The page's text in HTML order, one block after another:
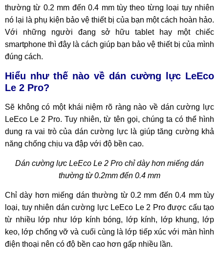
thường từ 0.2 mm đến 0.4 mm tùy theo từng loại tuy nhiên
nó lại là phụ kiện bảo vệ thiết bị của bạn một cách hoàn hảo.
Với những người đang sở hữu tablet hay một chiếc
smartphone thì đây là cách giúp bạn bảo vệ thiết bị của mình
đúng cách.
Hiểu như thế nào về dán cường lực LeEco
Le 2 Pro?
Sẽ không có một khái niệm rõ ràng nào về dán cường lực
LeEco Le 2 Pro. Tuy nhiên, từ tên gọi, chúng ta có thể hình
dung ra vai trò của dán cường lực là giúp tăng cường khả
năng chống chịu va đập với độ bền cao.
Dán cường lực LeEco Le 2 Pro chỉ dày hơn miếng dán
thường từ 0.2mm đến 0.4 mm
Chỉ dày hơn miếng dán thường từ 0.2 mm đến 0.4 mm tùy
loại, tuy nhiên dán cường lực LeEco Le 2 Pro được cấu tạo
từ nhiều lớp như lớp kính bóng, lớp kính, lớp khung, lớp
keo, lớp chống vỡ và cuối cùng là lớp tiếp xúc với màn hình
điện thoại nên có độ bền cao hơn gấp nhiều lần.